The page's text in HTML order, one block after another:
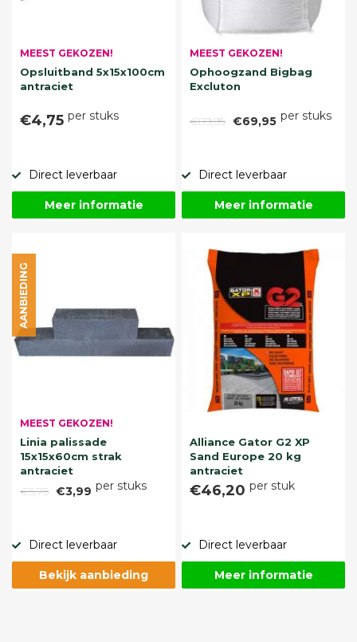
MEEST GEKOZEN!
Opsluitband 5x15x100cm
antraciet
€4,75 per stuks
Direct leverbaar
Meer informatie
MEEST GEKOZEN!
Ophoogzand Bigbag
Excluton
€89,95 €69,95 per stuks
Direct leverbaar
Meer informatie
MEEST GEKOZEN!
Linia palissade
15x15x60cm strak
antraciet
€5,75 €3,99 per stuks
AANBIEDING
Direct leverbaar
Bekijk aanbieding
Alliance Gator G2 XP
Sand Europe 20 kg
antraciet
€46,20 per stuk
Direct leverbaar
Meer informatie